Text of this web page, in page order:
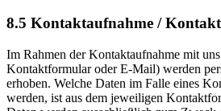
8.5 Kontaktaufnahme /
Im Rahmen der Kontaktaufnahme mit
Kontaktformular oder E-Mail) werden
erhoben. Welche Daten im Falle eines
werden, ist aus dem jeweiligen